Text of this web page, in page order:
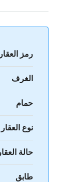
رمز العقار
الغرف
حمام
نوع العقار
حالة العقار
طابق